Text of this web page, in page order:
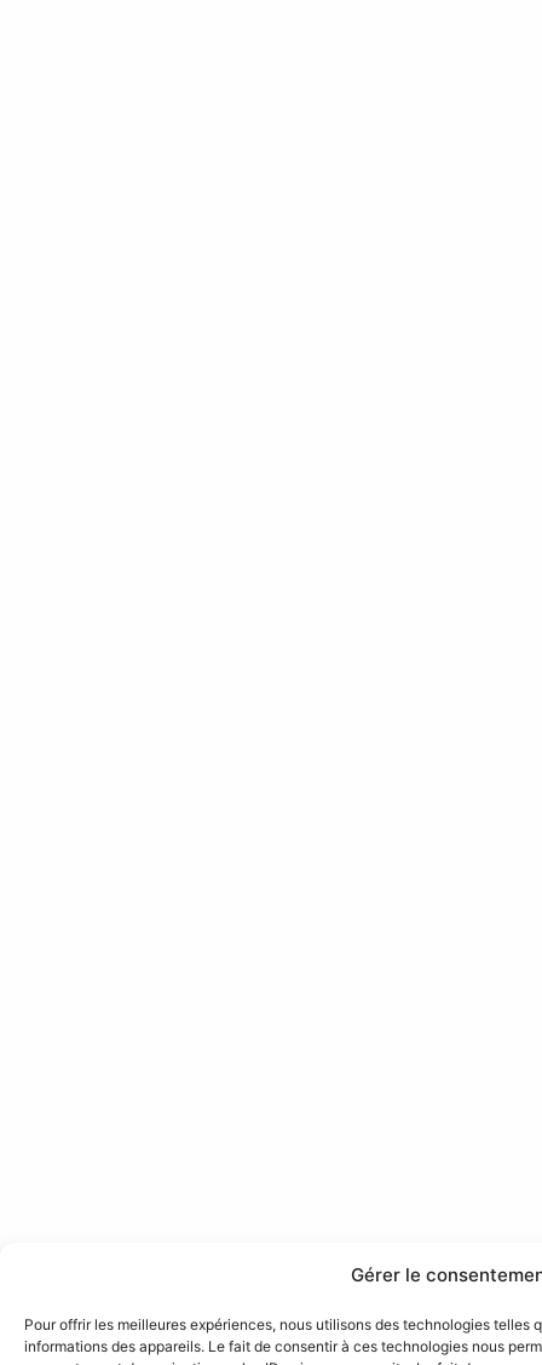
Gérer le
Pour offrir les meilleures expériences, nous utilisons des technologies
informations des appareils. Le fait de consentir à ces technologies nous